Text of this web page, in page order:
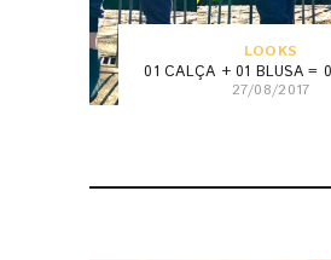
LOOKS
01 CALÇA + 01 BLUSA =
27/08/2017